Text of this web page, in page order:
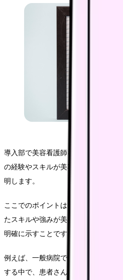
導入部で美容看護師を志した理由を
の経験やスキルが美容看護師の仕事
明します。
ここでのポイントは、単なる経歴の
たスキルや強みが美容クリニックで
明確に示すことです。
例えば、一般病院での勤務経験があ
する中で、患者さん一人ひとりの状